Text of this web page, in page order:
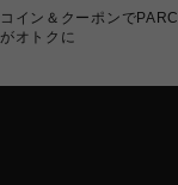
コイン＆クーポンで
がオトクに